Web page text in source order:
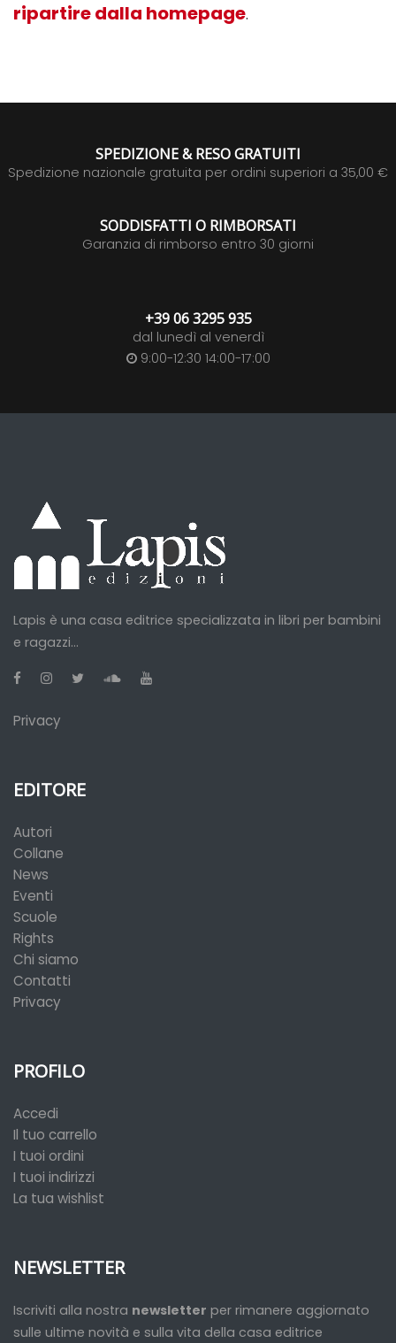
ripartire dalla homepage.
SPEDIZIONE & RESO GRATUITI
Spedizione nazionale gratuita per ordini superiori a 35,00 €
SODDISFATTI O RIMBORSATI
Garanzia di rimborso entro 30 giorni
+39 06 3295 935
dal lunedì al venerdì
9:00-12:30 14:00-17:00
Lapis è una casa editrice specializzata in libri per bambini
e ragazzi...
Privacy
EDITORE
Autori
Collane
News
Eventi
Scuole
Rights
Chi siamo
Contatti
Privacy
PROFILO
Accedi
Il tuo carrello
I tuoi ordini
I tuoi indirizzi
La tua wishlist
NEWSLETTER
Iscriviti alla nostra newsletter per rimanere aggiornato
sulle ultime novità e sulla vita della casa editrice